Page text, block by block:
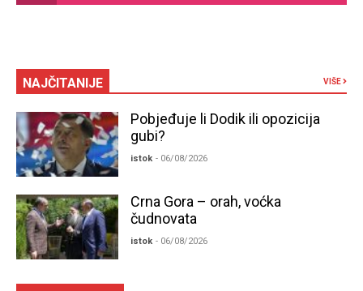
NAJČITANIJE VIŠE
Pobjeđuje li Dodik ili opozicija
gubi?
istok - 06/08/2026
Crna Gora – orah, voćka
čudnovata
istok - 06/08/2026